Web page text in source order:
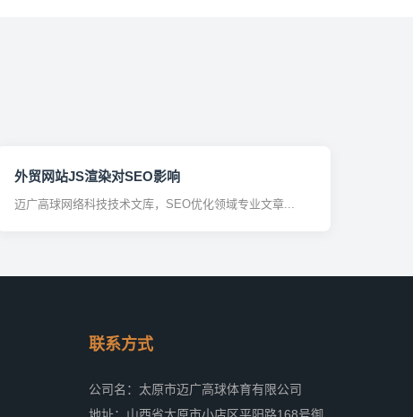
外贸网站JS渲染对SEO影响
迈广高球网络科技技术文库，SEO优化领域专业文章...
联系方式
公司名：太原市迈广高球体育有限公司